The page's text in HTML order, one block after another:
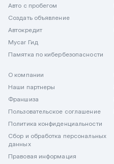
Авто с пробегом
Создать объявление
Автокредит
Mycar Гид
Памятка по кибербезопасности
О компании
Наши партнеры
Франшиза
Пользовательское соглашение
Политика конфиденциальности
Сбор и обработка персональных
данных
Правовая информация